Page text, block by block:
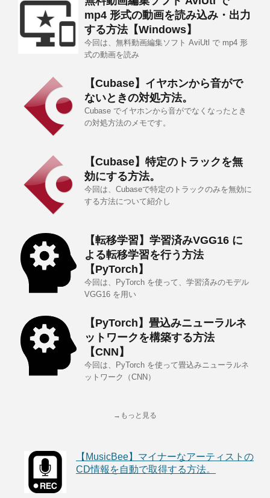
mp4 形式の動画を読み込み・出力
する方法【Windows】
今回は、無料動画編集ソフト AviUtl で mp4 形
式の動画を読み
【Cubase】イヤホンから音がで
ないときの対処方法。
Cubase でイヤホンから音がでなくなったとき
の対処方法のメモです。
【Cubase】特定のトラックを無
効にする方法。
今回は、Cubaseで特定のトラックのみを無効に
する方法について紹介し
【転移学習】学習済みVGG16 に
よる転移学習を行う方法
【PyTorch】
今回は、PyTorch を使って、学習済みのモデル
VGG16 を用い
【PyTorch】畳込みニューラルネ
ットワークを構築する方法
【CNN】
今回は、PyTorch を使って畳込みニューラルネ
ットワーク（CNN）
→もっと見る
【MusicBee】マイナーなアーティストの
CD情報を自動で取得する方法。